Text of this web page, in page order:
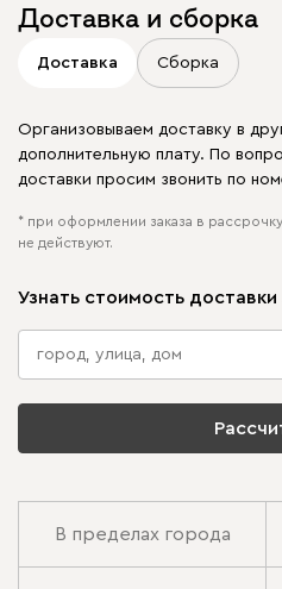
Доставка и сборка
Доставка Сборка
Организовываем доставку в
дополнительную плату. По
доставки просим звонить по
* при оформлении заказа в
не действуют.
Узнать стоимость доставки
В пределах города